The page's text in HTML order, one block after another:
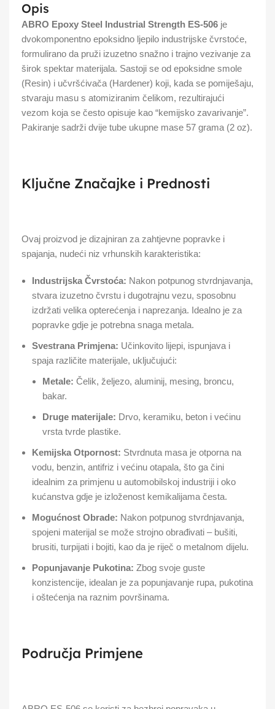
Opis
ABRO Epoxy Steel Industrial Strength ES-506 je
dvokomponentno epoksidno ljepilo industrijske čvrstoće,
formulirano da pruži izuzetno snažno i trajno vezivanje za
širok spektar materijala. Sastoji se od epoksidne smole
(Resin) i učvršćivača (Hardener) koji, kada se pomiješaju,
stvaraju masu s atomiziranim čelikom, rezultirajući
vezom koja se često opisuje kao “kemijsko zavarivanje”.
Pakiranje sadrži dvije tube ukupne mase 57 grama (2 oz).
Ključne Značajke i Prednosti
Ovaj proizvod je dizajniran za zahtjevne popravke i
spajanja, nudeći niz vrhunskih karakteristika:
Industrijska Čvrstoća: Nakon potpunog stvrdnjavanja,
stvara izuzetno čvrstu i dugotrajnu vezu, sposobnu
izdržati velika opterećenja i naprezanja. Idealno je za
popravke gdje je potrebna snaga metala.
Svestrana Primjena: Učinkovito lijepi, ispunjava i
spaja različite materijale, uključujući:
Metale: Čelik, željezo, aluminij, mesing, broncu,
bakar.
Druge materijale: Drvo, keramiku, beton i većinu
vrsta tvrde plastike.
Kemijska Otpornost: Stvrdnuta masa je otporna na
vodu, benzin, antifriz i većinu otapala, što ga čini
idealnim za primjenu u automobilskoj industriji i oko
kućanstva gdje je izloženost kemikalijama česta.
Mogućnost Obrade: Nakon potpunog stvrdnjavanja,
spojeni materijal se može strojno obrađivati – bušiti,
brusiti, turpijati i bojiti, kao da je riječ o metalnom dijelu.
Popunjavanje Pukotina: Zbog svoje guste
konzistencije, idealan je za popunjavanje rupa, pukotina
i oštećenja na raznim površinama.
Područja Primjene